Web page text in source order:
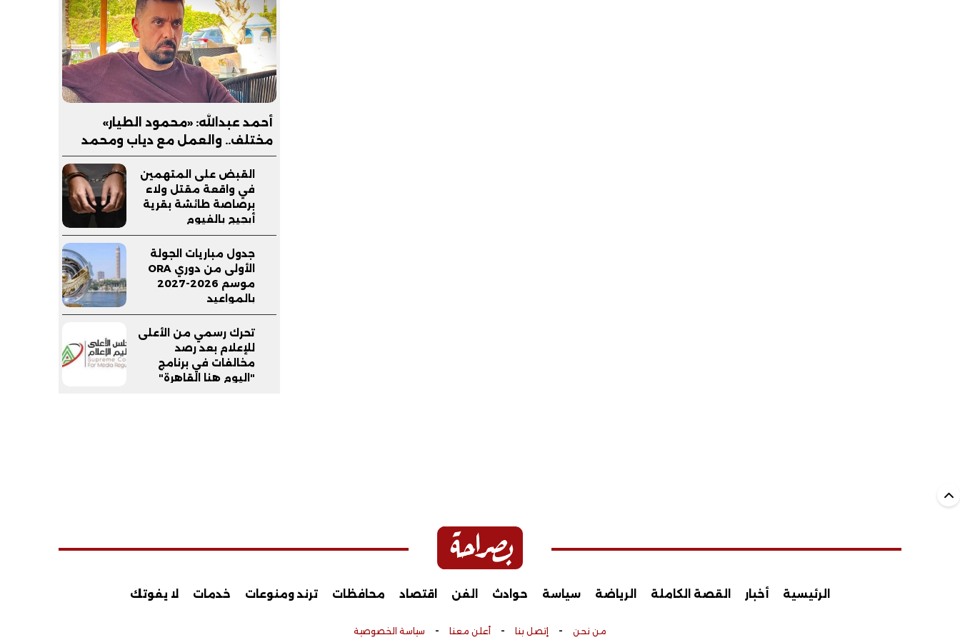
أحمد عبدالله: «محمود الطيار»
مختلف.. والعمل مع دياب ومحمد
عبدالسلام شجعني على المشاركة
القبض على المتهمين
في واقعة مقتل ولاء
برصاصة طائشة بقرية
أبجيج بالفيوم
جدول مباريات الجولة
الأولى من دوري ORA
موسم 2026-2027
بالمواعيد
تحرك رسمي من الأعلى
للإعلام بعد رصد
مخالفات في برنامج
"اليوم هنا القاهرة"
الرئيسية أخبار القصة الكاملة الرياضة سياسة حوادث الفن اقتصاد محافظات ترند ومنوعات خدمات لا يفوتك
من نحن - إتصل بنا - أعلن معنا - سياسة الخصوصية